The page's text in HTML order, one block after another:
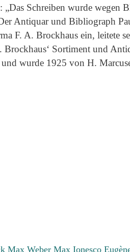
Schreiben wurde wegen
Antiquar und Bibliograph
F. A. Brockhaus ein, leitete
Sortiment und
wurde 1925 von H.
MaxWeber MaxIonesco